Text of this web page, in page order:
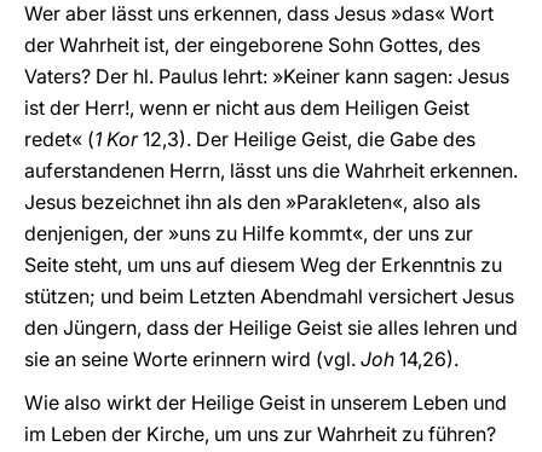
Wer aber lässt uns erkennen, dass Jesus »das« Wort
der Wahrheit ist, der eingeborene Sohn Gottes, des
Vaters? Der hl. Paulus lehrt: »Keiner kann sagen: Jesus
ist der Herr!, wenn er nicht aus dem Heiligen Geist
redet« (1 Kor12,3). Der Heilige Geist, die Gabe des
auferstandenen Herrn, lässt uns die Wahrheit erkennen.
Jesus bezeichnet ihn als den »Parakleten«, also als
denjenigen, der »uns zu Hilfe kommt«, der uns zur
Seite steht, um uns auf diesem Weg der Erkenntnis zu
stützen; und beim Letzten Abendmahl versichert Jesus
den Jüngern, dass der Heilige Geist sie alles lehren und
sie an seine Worte erinnern wird (vgl. Joh 14,26).
Wie also wirkt der Heilige Geist in unserem Leben und
im Leben der Kirche, um uns zur Wahrheit zu führen?